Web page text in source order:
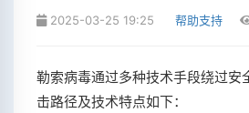
2025-03-25 19:25 帮助支持
勒索病毒通过多种技术手段绕过安
击路径及技术特点如下：